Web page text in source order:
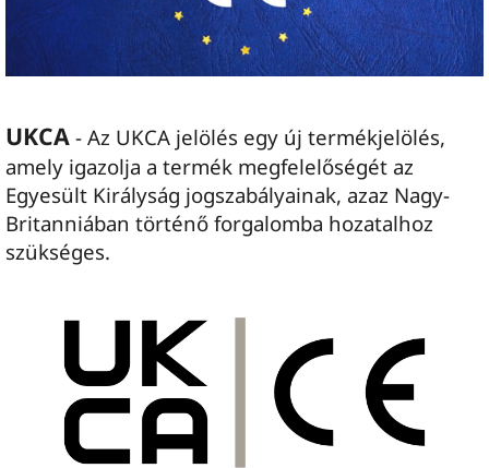
UKCA - Az UKCA jelölés egy új termékjelölés,
amely igazolja a termék megfelelőségét az
Egyesült Királyság jogszabályainak, azaz Nagy-
Britanniában történő forgalomba hozatalhoz
szükséges.